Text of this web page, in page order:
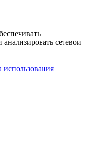
сетевой
использования